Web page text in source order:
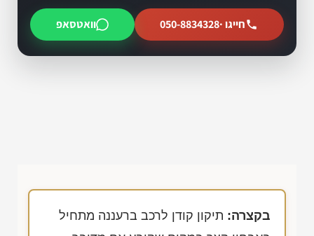
חייגו ·050-8834328 וואטסאפ
בקצרה: תיקון קודן לרכב ברעננה מתחיל